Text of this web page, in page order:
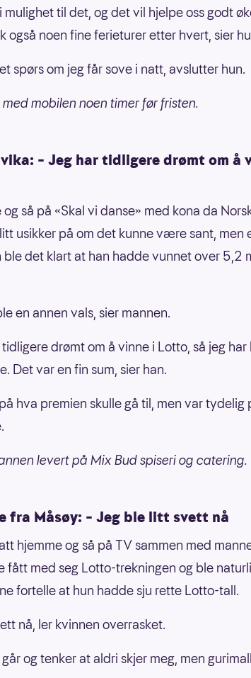
mulighet til det, og det vil hjelpe oss godt
også noen fine ferieturer etter hvert, sier
spørs om jeg får sove i natt, avslutter hun.
mobilen noen timer før fristen.
– Jeg har tidligere drømt om å
så på «Skal vi danse» med kona da
usikker på om det kunne være sant, men
ble det klart at han hadde vunnet over 5,2
en annen vals, sier mannen.
drømt om å vinne i Lotto, så jeg
Det var en fin sum, sier han.
hva premien skulle gå til, men var tydelig
levert på Mix Bud spiseri og catering.
fra Måsøy: – Jeg ble litt svett nå
hjemme og så på TV sammen med
fått med seg Lotto-trekningen og ble
fortelle at hun hadde sju rette Lotto-tall.
nå, ler kvinnen overrasket.
og tenker at aldri skjer meg, men